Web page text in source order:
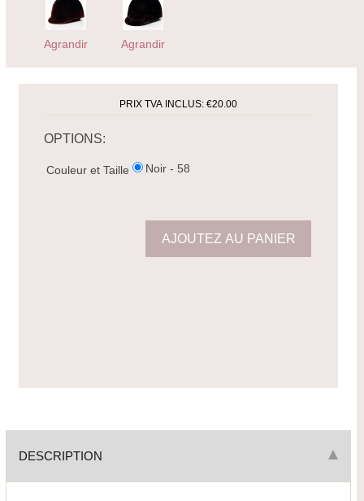
Agrandir Agrandir
PRIX TVA INCLUS:€20.00
OPTIONS:
Couleur et Taille Noir - 58
DESCRIPTION